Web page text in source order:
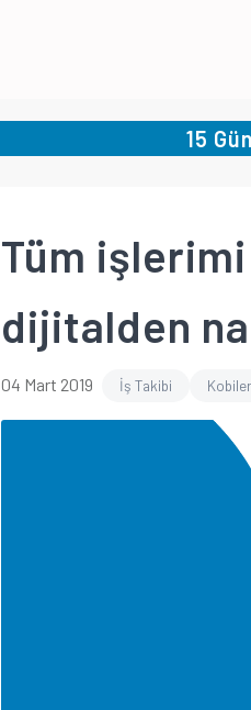
15
Tüm işlerimi
dijitalden
04 Mart 2019 İş Takibi Kobiler